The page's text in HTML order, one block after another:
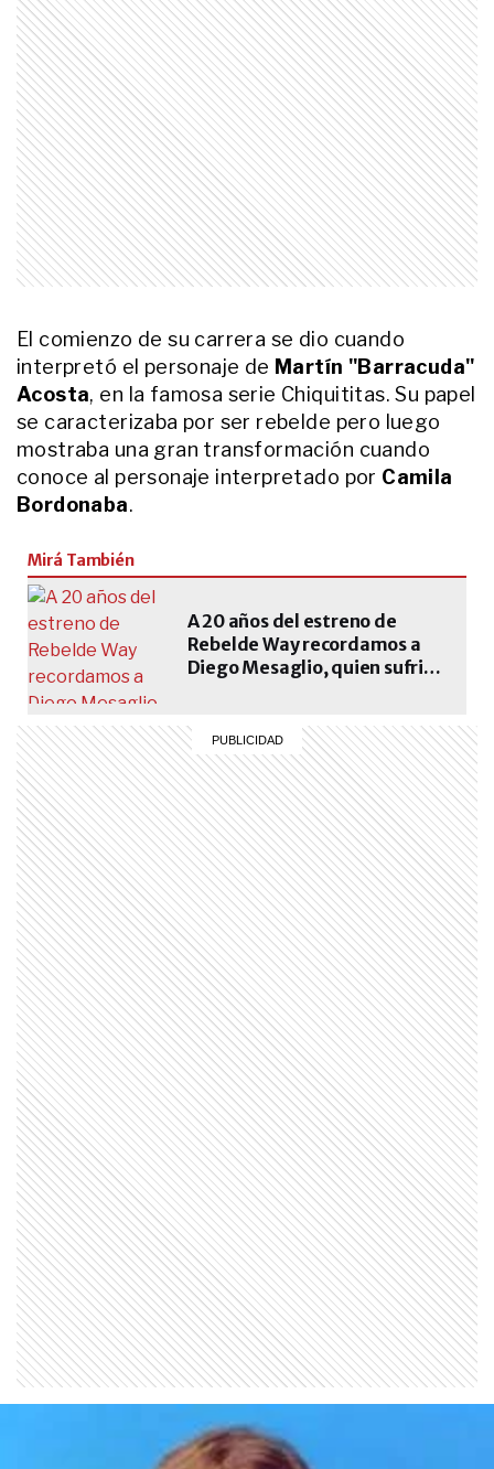
El comienzo de su carrera se dio cuando
interpretó el personaje de Martín "Barracuda"
Acosta, en la famosa serie Chiquititas. Su papel
se caracterizaba por ser rebelde pero luego
mostraba una gran transformación cuando
conoce al personaje interpretado por Camila
Bordonaba.
Mirá También
A 20 años del estreno de
Rebelde Way recordamos a
Diego Mesaglio, quien sufrió
ENTRETENIMIENTO
Así es hoy la vida de Gael Bajo, el
pequeño barbero que convirtió el
sueño de cortarle el pelo a Julián
Álvarez y se hizo famoso: "Es una
locura todo lo que me pasa"
ENTRETENIMIENTO
Damián Betular habla del lugar
donde "el tiempo se detiene" y
recuerda su infancia: "Me da
mucha felicidad volver ahí"
ENTRETENIMIENTO
El renacimiento de Topa: "En los
momentos más difíciles es donde
ACTUALIDAD
La inspiradora historia de Valen
Rizzuti, el notero viral de OLGA
que aman los famosos: "A pesar
de mi realidad, manifesté mucho
mi presente"
de Gerardo Rozín a la dupla con
ENTRETENIMIENTO
De qué trabaja Carolina Fal tras
dejar los medios hace 20 años
INTIMOS
Andrea del Boca, íntima: "Me
animé a salir de mi zona de
confort"
ENTRETENIMIENTO
La desconocida historia de amor
de Valen Rizzuti: quién es el novio
al que mantiene lejos de las redes
ENTRETENIMIENTO
Manuel Iberó, a corazón abierto
tras su sorpresiva eliminación: del
momento más duro en Gran
Hermano a la promesa que quiere
cumplirle a su mamá
ENTRETENIMIENTO
Cinzia de "Gran Hermano": su
historia de amor con un futbolista
argentino, su depresión antes de
entrar a la casa y por qué se enojó
mucho" cuando quedó afuera
ENTRETENIMIENTO
El día que Beto Casella salió a
"reventar la noche marplatense"
y cuando fue taxista y se internó
en un monasterio para GENTE
ENTRETENIMIENTO
Reapareció Carolina Fal y rompió el
alejada de los medios